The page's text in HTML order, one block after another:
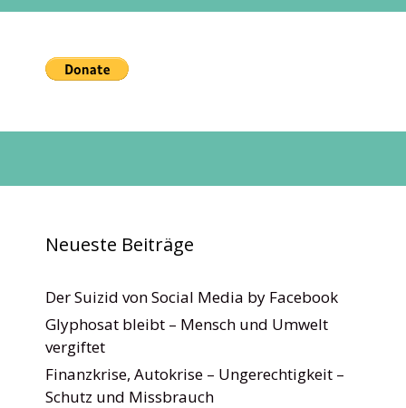
Neueste Beiträge
Der Suizid von Social Media by Facebook
Glyphosat bleibt – Mensch und Umwelt
vergiftet
Finanzkrise, Autokrise – Ungerechtigkeit –
Schutz und Missbrauch